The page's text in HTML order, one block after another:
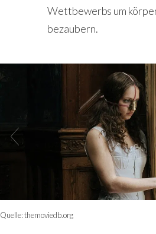
Wettbewerbs um
bezaubern.
Quelle:themoviedb.org